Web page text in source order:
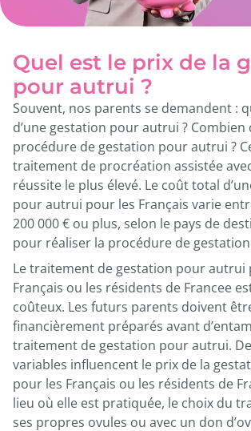
Quel est le prix de la
pour autrui ?
Souvent, nos parents se demandent :
d’une gestation pour autrui ? Combien
procédure de gestation pour autrui ?
traitement de procréation assistée
réussite le plus élevé. Le coût total
pour autrui pour les Français varie
200 000 € ou plus, selon le pays de
pour réaliser la procédure de
Le traitement de gestation pour autrui
Français ou les résidents de Francee
coûteux. Les futurs parents doivent
financièrement préparés avant
traitement de gestation pour autrui.
variables influencent le prix de la
pour les Français ou les résidents de
lieu où elle est pratiquée, le choix du
ses propres ovules ou avec un don